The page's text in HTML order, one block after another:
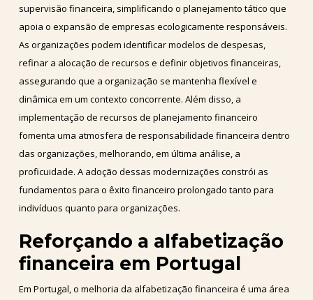
supervisão financeira, simplificando o planejamento tático que
apoia o expansão de empresas ecologicamente responsáveis.
As organizações podem identificar modelos de despesas,
refinar a alocação de recursos e definir objetivos financeiras,
assegurando que a organização se mantenha flexível e
dinâmica em um contexto concorrente. Além disso, a
implementação de recursos de planejamento financeiro
fomenta uma atmosfera de responsabilidade financeira dentro
das organizações, melhorando, em última análise, a
proficuidade. A adoção dessas modernizações constrói as
fundamentos para o êxito financeiro prolongado tanto para
indivíduos quanto para organizações.
Reforçando a alfabetização
financeira em Portugal
Em Portugal, o melhoria da alfabetização financeira é uma área